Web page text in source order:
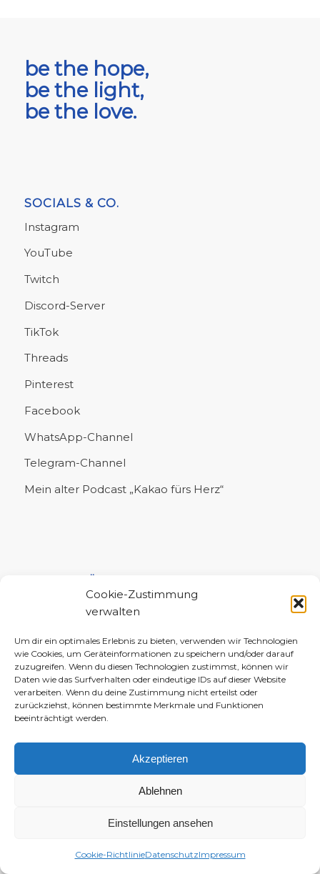
Cookie-Zustimmung
verwalten
Um dir ein optimales Erlebnis zu bieten, verwenden wir Technologien
wie Cookies, um Geräteinformationen zu speichern und/oder darauf
zuzugreifen. Wenn du diesen Technologien zustimmst, können wir
Daten wie das Surfverhalten oder eindeutige IDs auf dieser Website
verarbeiten. Wenn du deine Zustimmung nicht erteilst oder
zurückziehst, können bestimmte Merkmale und Funktionen
beeinträchtigt werden.
Akzeptieren
Ablehnen
Einstellungen ansehen
Cookie-RichtlinieDatenschutzImpressum
be the hope,
be the light,
be the love.
SOCIALS & CO.
Instagram
YouTube
Twitch
Discord-Server
TikTok
Threads
Pinterest
Facebook
WhatsApp-Channel
Telegram-Channel
Mein alter Podcast „Kakao fürs Herz“
© 2010–2026 Daniela-Marlin Jakobi (ewiglichtkind | The Fabulous Diary)